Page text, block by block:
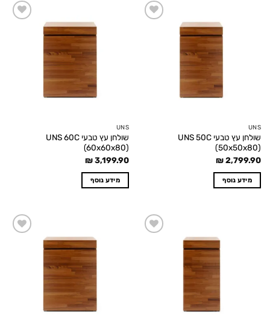
UNS
שולחן עץ טבעי UNS 50C
(50x50x80)
₪2,799.90
מידע נוסף
UNS
שולחן עץ טבעי UNS 60C
(60x60x80)
₪3,199.90
מידע נוסף